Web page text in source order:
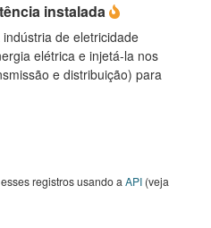
instalada
de eletricidade
elétrica e injetá-la nos
e distribuição) para
registros usando a API (veja